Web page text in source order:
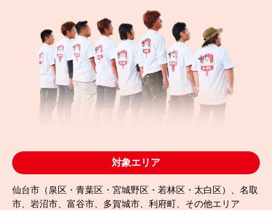
2024.02.01
塗装だけで大丈夫？柴田町でミサワホームをツート
ンに施工
対象エリア
仙台市（泉区・青葉区・宮城野区・若林区・太白区）、名取
市、岩沼市、富谷市、多賀城市、利府町、その他エリア